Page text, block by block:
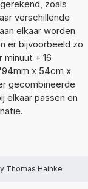
zoals
verschillende
elkaar worden
er bijvoorbeeld zo
+ 16
x 54cm x
gecombineerde
elkaar passen en
Thomas Hainke